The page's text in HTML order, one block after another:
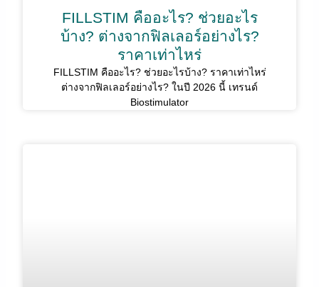
FILLSTIM คืออะไร? ช่วยอะไร
บ้าง? ต่างจากฟิลเลอร์อย่างไร?
ราคาเท่าไหร่
FILLSTIM คืออะไร? ช่วยอะไรบ้าง? ราคาเท่าไหร่
ต่างจากฟิลเลอร์อย่างไร? ในปี 2026 นี้ เทรนด์
Biostimulator